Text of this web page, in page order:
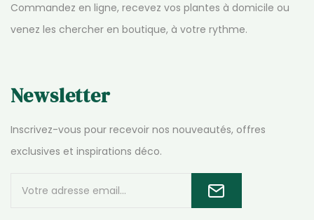
Commandez en ligne, recevez vos plantes à domicile ou
venez les chercher en boutique, à votre rythme.
Newsletter
Inscrivez-vous pour recevoir nos nouveautés, offres
exclusives et inspirations déco.